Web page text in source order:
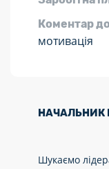
Коментар
мотивація
НАЧАЛЬНИК
Шукаємо